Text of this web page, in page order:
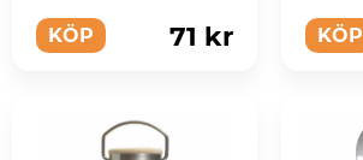
KÖP 71 kr KÖP